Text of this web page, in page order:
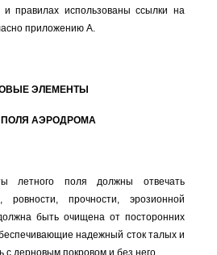
правилах использованы ссылки на
приложению А.
ЭЛЕМЕНТЫ
ПОЛЯ АЭРОДРОМА
летного поля должны отвечать
ровности, прочности, эрозионной
быть очищена от посторонних
надежный сток талых и
с дерновым покровом и без него.